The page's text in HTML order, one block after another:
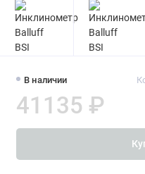
В наличии
41135 ₽